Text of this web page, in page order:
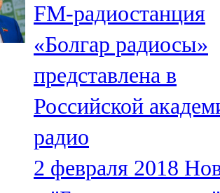
107,0 FM
Яр Чаллы
105,5 FM
FM-радиостанция
«Болгар радиосы»
представлена в
Российской
радио
2 февраля 2018